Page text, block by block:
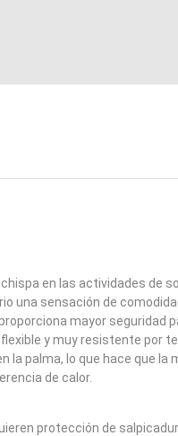
en las actividades de
una sensación de
mayor seguridad
y muy resistente por
la palma, lo que hace que
de calor.
protección de